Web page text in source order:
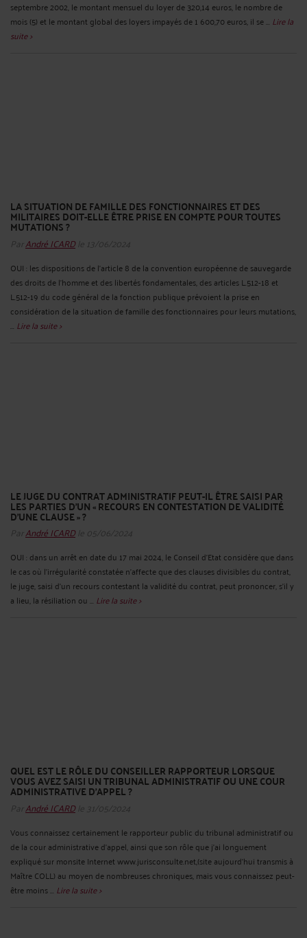
septembre 2002, le montant mensuel du loyer de 320,14 euros, le nombre de
mois (5) et le montant global des loyers impayés de 1 600,70 euros, il se ... Lire la
suite >
LA SITUATION DE FAMILLE DES FONCTIONNAIRES ET DES
MILITAIRES DOIT-ELLE ÊTRE PRISE EN COMPTE POUR TOUTES
MUTATIONS ?
ParAndré ICARDle 13/06/2024
OUI : les dispositions de l’article 8 de la convention européenne de sauvegarde
des droits de l’homme et des libertés fondamentales, des articles L.512-18 et
L.512-19 du code général de la fonction publique prévoient la prise en
considération de la situation de famille des fonctionnaires pour leurs mutations,
... Lire la suite >
LE JUGE DU CONTRAT ADMINISTRATIF PEUT-IL ÊTRE SAISI PAR
LES PARTIES D’UN « RECOURS EN CONTESTATION DE VALIDITÉ
D’UNE CLAUSE » ?
ParAndré ICARDle 05/06/2024
OUI : dans un arrêt en date du 17 mai 2024, le Conseil d’Etat considère que dans
le cas où l’irrégularité constatée n’affecte que des clauses divisibles du contrat,
le juge, saisi d’un recours contestant la validité du contrat, peut prononcer, s’il y
a lieu, la résiliation ou ... Lire la suite >
QUEL EST LE RÔLE DU CONSEILLER RAPPORTEUR LORSQUE
VOUS AVEZ SAISI UN TRIBUNAL ADMINISTRATIF OU UNE COUR
ADMINISTRATIVE D'APPEL ?
ParAndré ICARDle 31/05/2024
Vous connaissez certainement le rapporteur public du tribunal administratif ou
de la cour administrative d’appel, ainsi que son rôle que j’ai longuement
expliqué sur monsite Internet www.jurisconsulte.net,(site aujourd'hui transmis à
Maître COLL) au moyen de nombreuses chroniques, mais vous connaissez peut-
être moins ... Lire la suite >